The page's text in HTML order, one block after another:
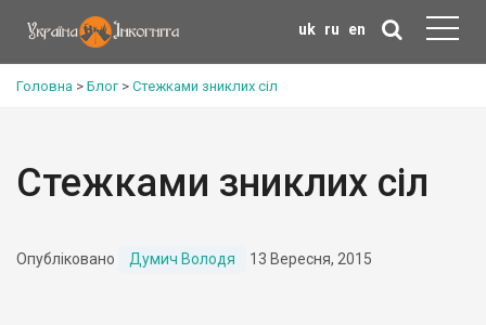
uk ru en
Головна > Блог> Стежками зниклих сіл
Стежками зниклих сіл
Опубліковано Думич Володя 13 Вересня, 2015